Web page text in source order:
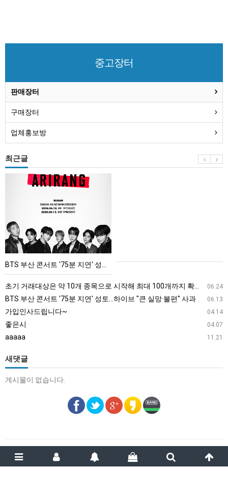
중고장터
판매장터
구매장터
업체홍보방
최근글
서
트
'75
분
브
"큰
실
사
BTS 부산 콘서트 '75분 지연' 성토…하이브 "큰 실망·불편" 사과
06.24
초기 거래대상은 약 10개 종목으로 시작해 최대 100개까지 확대할 방침이다. 구체적인 거래 대상 ETF는 아직 확정되지 않았지만, 시장 대표성이나 거래량을 고려해 선정할 계획이다.
06.13
BTS 부산 콘서트 '75분 지연' 성토…하이브 "큰 실망·불편" 사과
04.14
가입인사드립니다~
04.07
좋은시
11.21
aaaaa
새댓글
게시물이 없습니다.
smlee.gp@gmail.com